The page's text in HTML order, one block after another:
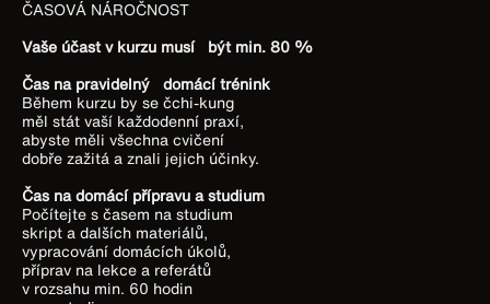
ČASOVÁ NÁROČNOST
Vaše účast v kurzu musí být min. 80 %
Čas na pravidelný domácí trénink
Během kurzu by se čchi-kung
měl stát vaší každodenní praxí,
abyste měli všechna cvičení
dobře zažitá a znali jejich účinky.
Čas na domácí přípravu a studium
Počítejte s časem na studium
skript a dalších materiálů,
vypracování domácích úkolů,
příprav na lekce a referátů
v rozsahu min. 60 hodin